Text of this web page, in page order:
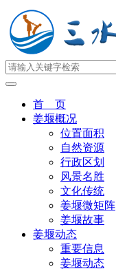
首 页
姜堰概况
位置面积
自然资源
行政区划
风景名胜
文化传统
姜堰微矩阵
姜堰故事
姜堰动态
重要信息
姜堰动态